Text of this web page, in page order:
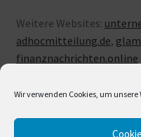
Wir verwenden Cookies, um
Weitere Websites:
adhocmitteilung.de,
finanznachrichten.online